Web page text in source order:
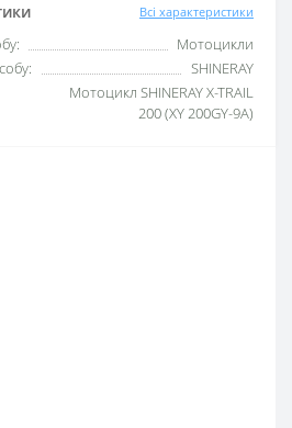
Всі характеристики
Мотоцикли
SHINERAY
Мотоцикл SHINERAY X-TRAIL
200 (XY 200GY-9A)